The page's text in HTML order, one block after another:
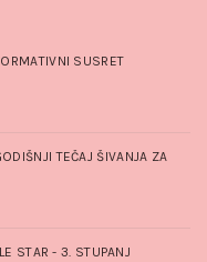
SUSRET
TEČAJ ŠIVANJA ZA
STAR - 3. STUPANJ